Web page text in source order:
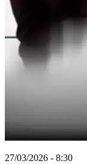
27/03/2026 - 8:30